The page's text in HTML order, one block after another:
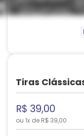
Tiras
R$ 39,00
ou 1x de R$ 39,00